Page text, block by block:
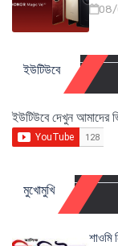
08/
ইউটিউবে
ইউটিউবে দেখুন আমাদের
মুখোমুখি
শাওমি